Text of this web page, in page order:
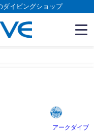
ダイビングショップ
アークダイブ